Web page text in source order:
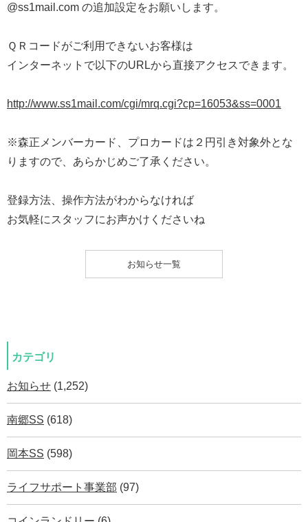
@ss1mail.com の追加設定をお願いします。
ＱＲコードがご利用できないお客様は
インターネットで以下のURLから直接アクセスできます。
http://www.ss1mail.com/cgi/mrq.cgi?cp=16053&ss=0001
※森正メンバーカード、プロカードは２円引き対象外とな
りますので、あらかじめご了承ください。
登録方法、操作方法がわからなければ
お気軽にスタッフにお声かけくださいね
お知らせ一覧
カテゴリ
お知らせ (1,252)
南郷SS (618)
岡本SS (598)
ライフサポート事業部 (97)